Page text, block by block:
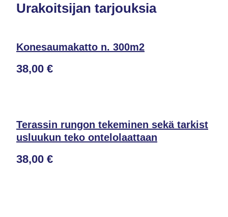
Urakoitsijan tarjouksia
Konesaumakatto n. 300m2
38,00 €
Terassin rungon tekeminen sekä tarkist
usluukun teko ontelolaattaan
38,00 €